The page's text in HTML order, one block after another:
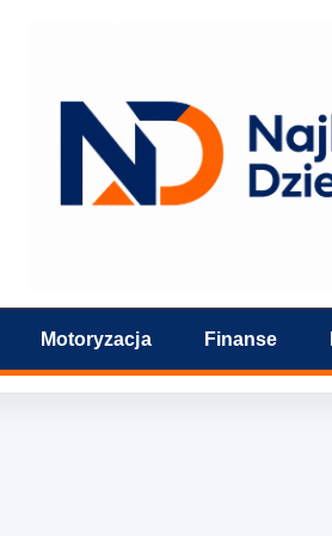
Motoryzacja Finanse